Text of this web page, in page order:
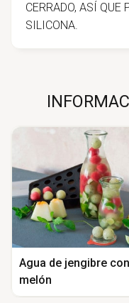
CERRADO, ASÍ QUE
SILICONA.
Agua de jengibre
melón